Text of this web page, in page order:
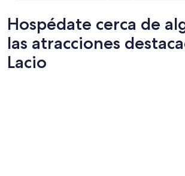
Hospédate cerca de
las atracciones
Lacio